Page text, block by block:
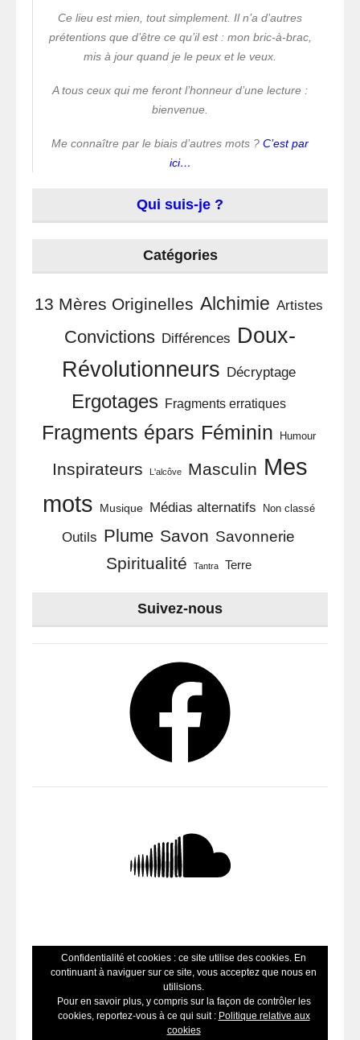
Ce lieu est mien, tout simplement. Il n’a d’autres
prétentions que d’être ce qu’il est : mon bric-à-brac,
mis à jour quand je le peux et le veux.
A tous ceux qui me feront l’honneur d’une lecture :
bienvenue.
Me connaître par le biais d’autres mots ? C’est par
ici…
Qui suis-je ?
Catégories
13 Mères Originelles Alchimie Artistes
Convictions Différences Doux-
Révolutionneurs Décryptage
Ergotages Fragments erratiques
Fragments épars Féminin Humour
Inspirateurs L'alcôve Masculin Mes
mots
Musique Médias alternatifs Non classé
Outils Plume Savon Savonnerie
Spiritualité Tantra Terre
Suivez-nous
Confidentialité et cookies : ce site utilise des cookies. En
continuant à naviguer sur ce site, vous acceptez que nous en
utilisions.
Pour en savoir plus, y compris sur la façon de contrôler les
cookies, reportez-vous à ce qui suit : Politique relative aux
cookies